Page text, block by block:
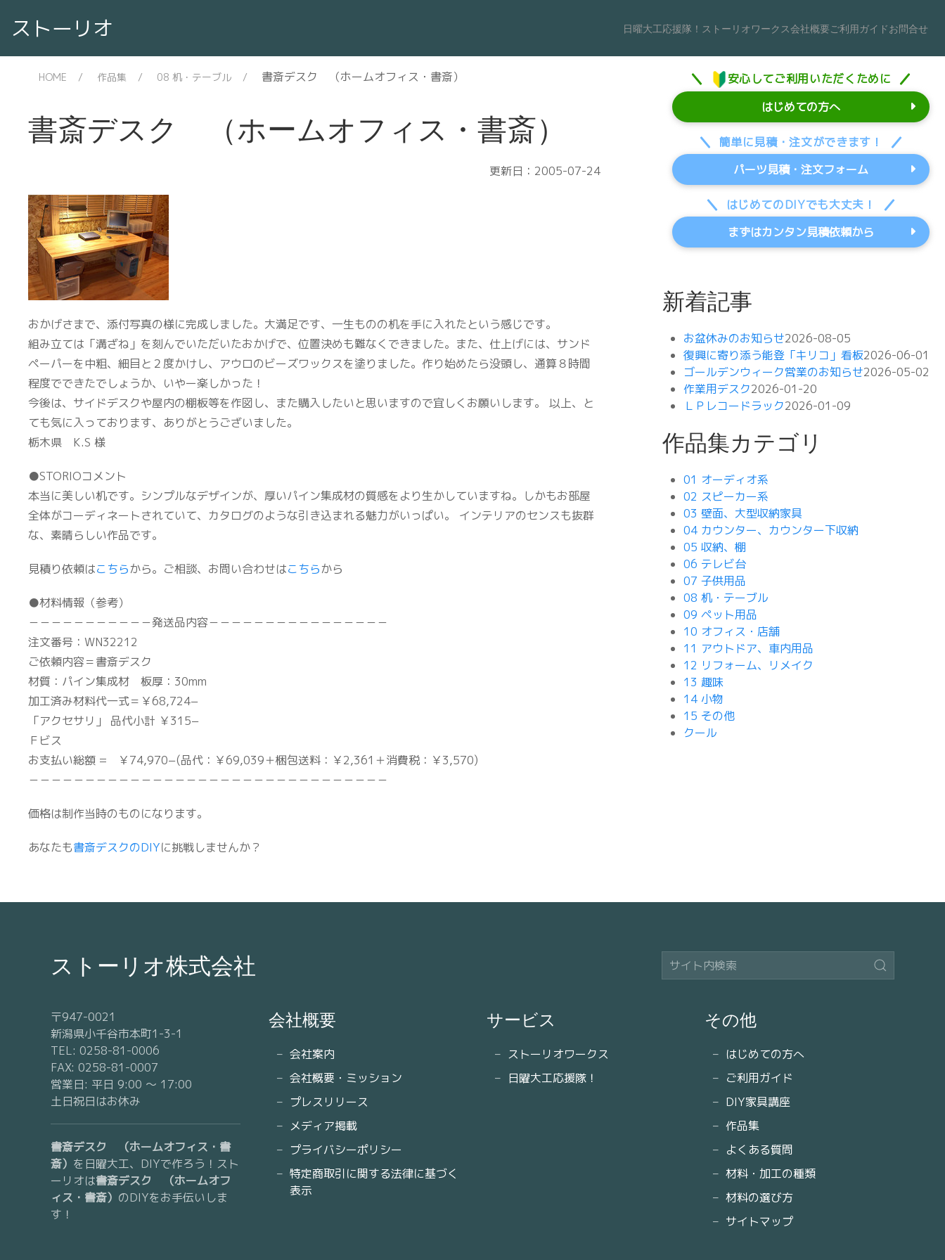
ストーリオ 日曜大工応援隊！ ストーリオワークス会社概要ご利用ガイドお問合せ
HOME 作品集 08 机・テーブル 書斎デスク （ホームオフィス・書斎）
書斎デスク （ホームオフィス・書斎）
更新日：2005-07-24
おかげさまで、添付写真の様に完成しました。大満足です、一生ものの机を手に入れたという感じです。
組み立ては「溝ざね」を刻んでいただいたおかげで、位置決めも難なくできました。また、仕上げには、サンド
ペーパーを中粗、細目と２度かけし、アウロのビーズワックスを塗りました。作り始めたら没頭し、通算８時間
程度でできたでしょうか、いやー楽しかった！
今後は、サイドデスクや屋内の棚板等を作図し、また購入したいと思いますので宜しくお願いします。 以上、と
ても気に入っております、ありがとうございました。
栃木県 K.S 様
●STORIOコメント
本当に美しい机です。シンプルなデザインが、厚いパイン集成材の質感をより生かしていますね。しかもお部屋
全体がコーディネートされていて、カタログのような引き込まれる魅力がいっぱい。 インテリアのセンスも抜群
な、素晴らしい作品です。
見積り依頼はこちらから。ご相談、お問い合わせはこちらから
●材料情報（参考）
－－－－－－－－－－－発送品内容－－－－－－－－－－－－－－－－
注文番号：WN32212
ご依頼内容＝書斎デスク
材質：パイン集成材 板厚：30mm
加工済み材料代一式＝￥68,724−
「アクセサリ」 品代小計 ￥315−
Ｆビス
お支払い総額 = ￥74,970−(品代：￥69,039＋梱包送料：￥2,361＋消費税：￥3,570)
－－－－－－－－－－－－－－－－－－－－－－－－－－－－－－－－
価格は制作当時のものになります。
あなたも書斎デスクのDIYに挑戦しませんか？
安心してご利用いただくために
はじめての方へ
簡単に見積・注文ができます！
パーツ見積・注文フォーム
はじめてのDIYでも大丈夫！
まずはカンタン見積依頼から
新着記事
お盆休みのお知らせ2026-08-05
復興に寄り添う能登「キリコ」看板2026-06-01
ゴールデンウィーク営業のお知らせ2026-05-02
作業用デスク2026-01-20
ＬＰレコードラック2026-01-09
作品集カテゴリ
01 オーディオ系
02 スピーカー系
03 壁面、大型収納家具
04 カウンター、カウンター下収納
05 収納、棚
06 テレビ台
07 子供用品
08 机・テーブル
09 ペット用品
10 オフィス・店舗
11 アウトドア、車内用品
12 リフォーム、リメイク
13 趣味
14 小物
15 その他
クール
ストーリオ株式会社
〒947-0021
新潟県小千谷市本町1-3-1
TEL: 0258-81-0006
FAX: 0258-81-0007
営業日: 平日 9:00 〜 17:00
土日祝日はお休み
書斎デスク （ホームオフィス・書
斎） を日曜大工、DIYで作ろう！スト
ーリオは書斎デスク （ホームオフ
ィス・書斎） のDIYをお手伝いしま
す！
会社概要
会社案内
会社概要・ミッション
プレスリリース
メディア掲載
プライバシーポリシー
特定商取引に関する法律に基づく
表示
サービス
ストーリオワークス
日曜大工応援隊！
その他
はじめての方へ
ご利用ガイド
DIY家具講座
作品集
よくある質問
材料・加工の種類
材料の選び方
サイトマップ